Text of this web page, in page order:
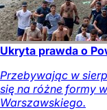
Ukryta prawda o
Przebywając w
się na różne formy
Warszawskiego.